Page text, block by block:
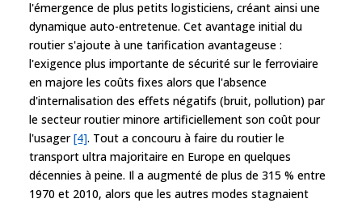
l'émergence de plus petits logisticiens, créant ainsi une
dynamique auto-entretenue. Cet avantage initial du
routier s'ajoute à une tarification avantageuse :
l'exigence plus importante de sécurité sur le ferroviaire
en majore les coûts fixes alors que l'absence
d'internalisation des effets négatifs (bruit, pollution) par
le secteur routier minore artificiellement son coût pour
l'usager[4]. Tout a concouru à faire du routier le
transport ultra majoritaire en Europe en quelques
décennies à peine. Il a augmenté de plus de 315 % entre
1970 et 2010, alors que les autres modes stagnaient